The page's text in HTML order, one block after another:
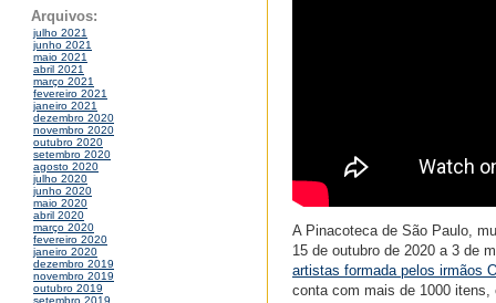
Arquivos:
julho 2021
junho 2021
maio 2021
abril 2021
março 2021
fevereiro 2021
janeiro 2021
dezembro 2020
novembro 2020
outubro 2020
setembro 2020
agosto 2020
julho 2020
junho 2020
maio 2020
abril 2020
março 2020
fevereiro 2020
janeiro 2020
dezembro 2019
novembro 2019
outubro 2019
A Pinacoteca de São Paulo,
15 de outubro de 2020 a 3 de
artistas formada pelos irmãos
conta com mais de 1000